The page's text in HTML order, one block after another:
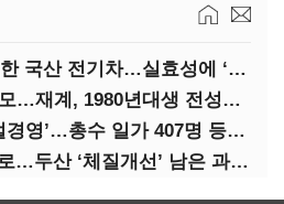
‘한국판 IRA’가 외면한 국산 전기차…실효성에 ‘의문’
김동관·정기선·구형모…재계, 1980년대생 전성시대
대기업, 여전한 ‘족벌경영’…총수 일가 407명 등기임원
중공업서 AI·반도체로…두산 ‘체질개선’ 남은 과제는